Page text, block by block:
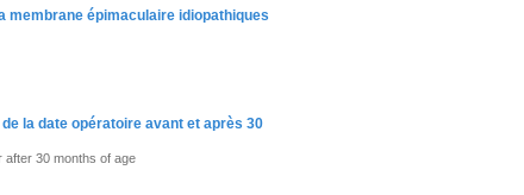
épimaculaire idiopathiques
la date opératoire avant et après 30
after 30 months of age